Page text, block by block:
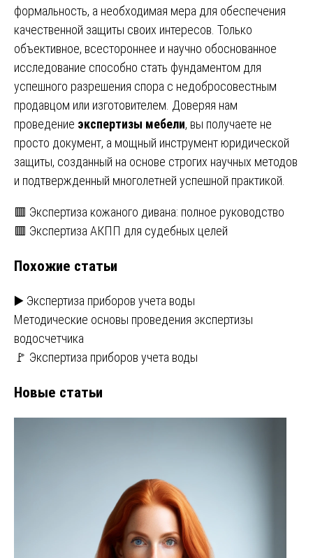
формальность, а необходимая мера для обеспечения
качественной защиты своих интересов. Только
объективное, всестороннее и научно обоснованное
исследование способно стать фундаментом для
успешного разрешения спора с недобросовестным
продавцом или изготовителем. Доверяя нам
проведение экспертизы мебели, вы получаете не
просто документ, а мощный инструмент юридической
защиты, созданный на основе строгих научных методов
и подтвержденный многолетней успешной практикой.
Навигация
записям
🟥 Экспертиза кожаного дивана: полное руководство
🟥 Экспертиза АКПП для судебных целей
Похожие статьи
▶️ Экспертиза приборов учета воды
Методические основы проведения экспертизы
водосчетчика
🚩 Экспертиза приборов учета воды
Новые статьи